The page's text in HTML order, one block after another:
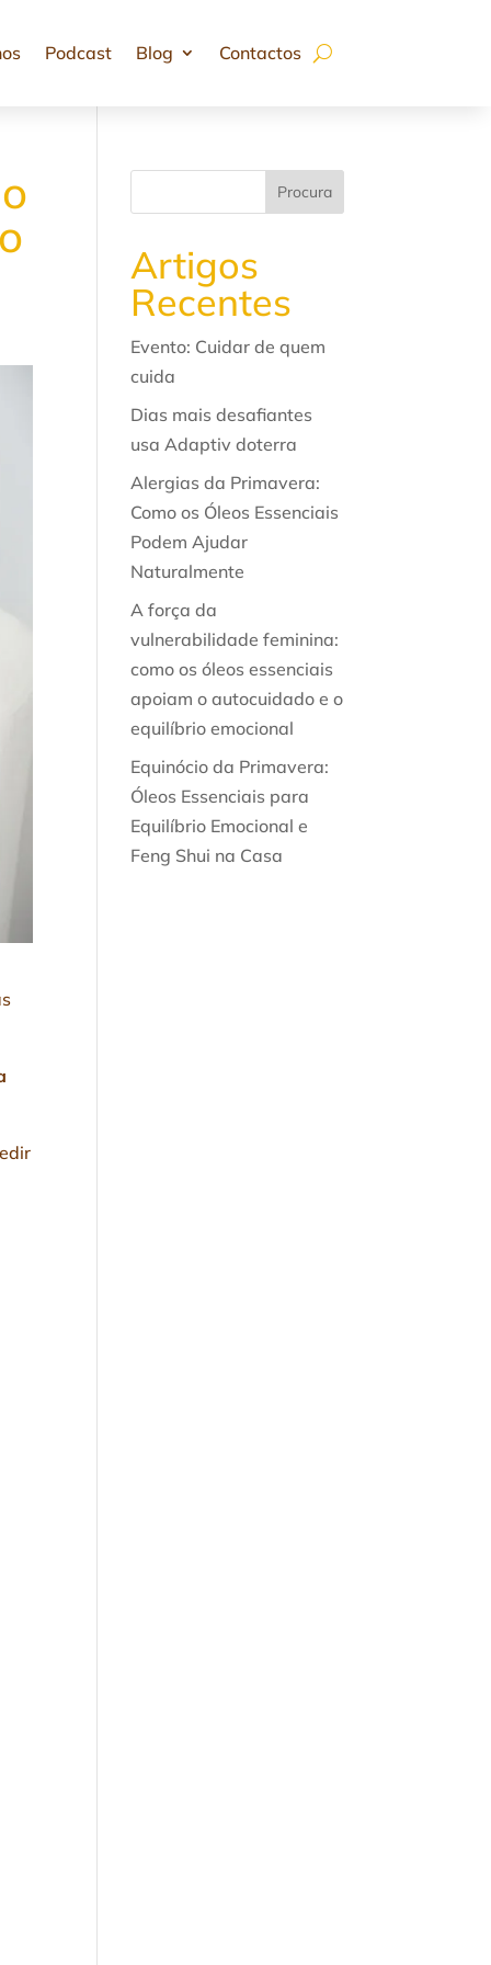
Podcast Blog Contactos
Procura
Artigos
Recentes
Evento: Cuidar de quem
cuida
Dias mais desafiantes
usa Adaptiv doterra
Alergias da Primavera:
Como os Óleos Essenciais
Podem Ajudar
Naturalmente
A força da
vulnerabilidade feminina:
como os óleos essenciais
apoiam o autocuidado e o
equilíbrio emocional
Equinócio da Primavera:
Óleos Essenciais para
Equilíbrio Emocional e
Feng Shui na Casa